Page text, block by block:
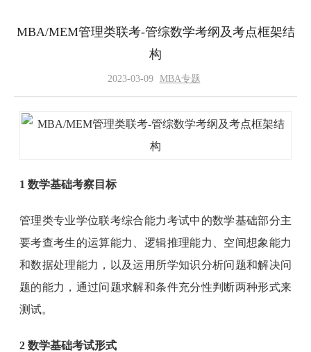
MBA/MEM管理类联考-管综数学考纲及考点框架结
构
2023-03-09 MBA专题
1 数学基础考察目标
管理类专业学位联考综合能力考试中的数学基础部分主
要考查考生的运算能力、逻辑推理能力、空间想象能力
和数据处理能力，以及运用所学知识分析问题和解决问
题的能力，通过问题求解和条件充分性判断两种形式来
测试。
2 数学基础考试形式